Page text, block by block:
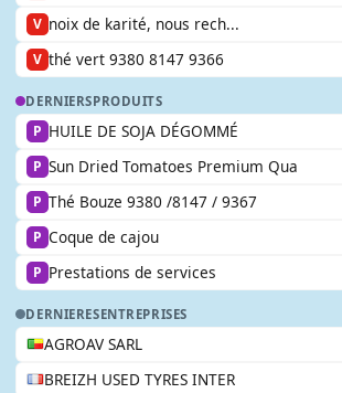
V noix de karité, nous rech...
V thé vert 9380 8147 9366
DERNIERSPRODUITS
P HUILE DE SOJA DÉGOMMÉ
P Sun Dried Tomatoes Premium Qua
P Thé Bouze 9380 /8147 / 9367
P Coque de cajou
P Prestations de services
DERNIERESENTREPRISES
AGROAV SARL
BREIZH USED TYRES INTER